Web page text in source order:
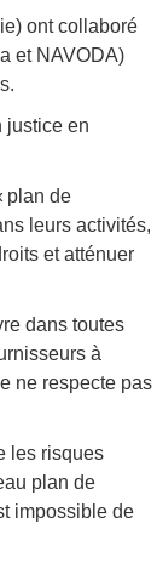
ont collaboré
et NAVODA)
justice en
plan de
leurs activités,
et atténuer
dans toutes
à
ne respecte pas
les risques
plan de
impossible de